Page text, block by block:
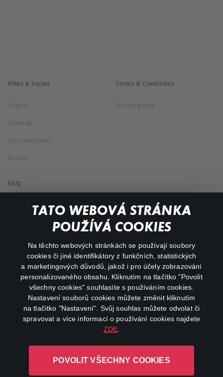
TATO WEBOVÁ STRÁNKA
POUŽÍVÁ COOKIES
Na těchto webových stránkách se používají soubory
cookies či jiné identifikátory z funkčních, statistických
a marketingových důvodů, jakož i pro účely zobrazování
personalizovaného obsahu. Kliknutím na tlačítko "Povolit
všechny cookies" souhlasíte s používáním cookies.
Nastavení souborů cookies můžete změnit kliknutím
na tlačítko "Nastavení". Svůj souhlas můžete odvolat či
spravovat a více informací o používání cookies najdete
ZDE
POVOLIT VŠECHNY COOKIES
Films & Series
Drama
Comedy
Documentaries
Action
Terms & Conditions
Privacy policy
FAQ
My profile
facebookinstagram
youtube
L-1246 Luxembourg R.C.S.